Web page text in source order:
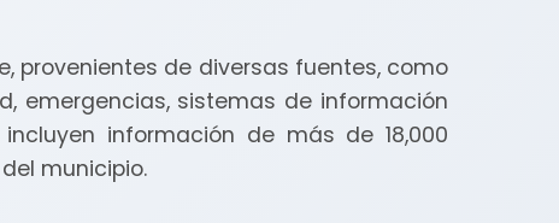
provenientes de diversas fuentes, como
emergencias, sistemas de información
información de más de 18,000
municipio.